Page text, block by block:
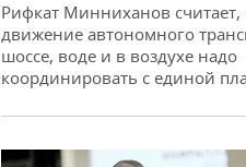
Рифкат Минниханов считает,
движение автономного
шоссе, воде и в воздухе надо
координировать с единой